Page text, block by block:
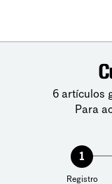
6 artículos
Para
1
Registro